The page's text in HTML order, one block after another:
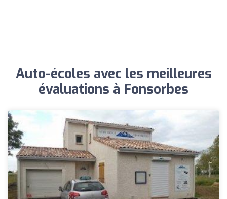
Auto-écoles avec les meilleures
évaluations à Fonsorbes